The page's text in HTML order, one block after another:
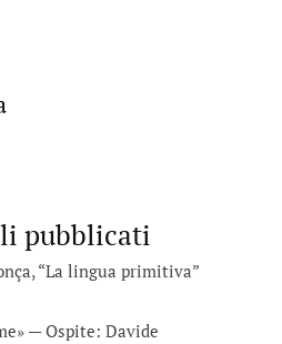
pubblicati
“La lingua primitiva”
— Ospite: Davide